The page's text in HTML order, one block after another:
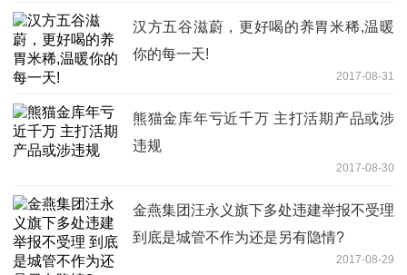
汉方五谷滋蔚，更好喝的养胃米稀,温暖
你的每一天!
2017-08-31
熊猫金库年亏近千万 主打活期产品或涉
违规
2017-08-30
金燕集团汪永义旗下多处违建举报不受理
到底是城管不作为还是另有隐情?
2017-08-29